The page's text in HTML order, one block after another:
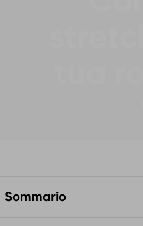
Sommario